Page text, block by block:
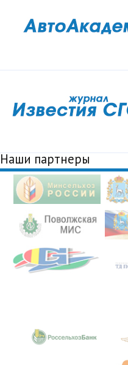
Наши партнеры